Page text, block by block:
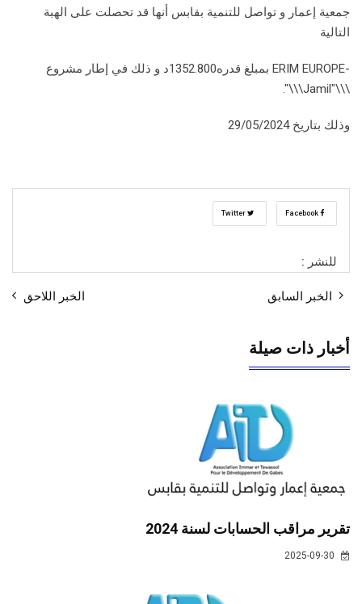
جمعية إعمار و تواصل للتنمية بقابس أنها قد تحصلت على الهبة
التالية
-ERIM EUROPE بمبلغ قدره1352.800د و ذلك في إطار مشروع
\\\"Jamil\\\".
وذلك بتاريخ 29/05/2024
للنشر :
الخبر السابق الخبر اللاحق
أخبار ذات صيلة
تقرير مراقب الحسابات لسنة 2024